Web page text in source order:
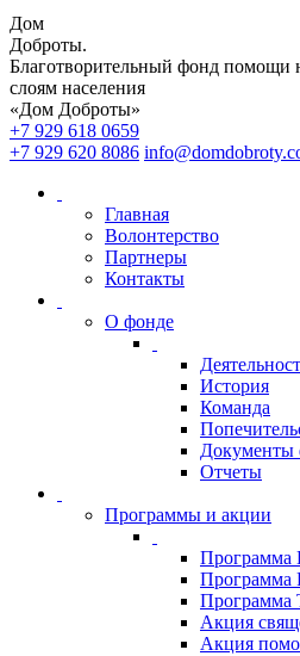
Дом
Доброты.
Благотворительный фонд
слоям населения
«Дом Доброты»
+7 929 618 0659
+7 929 620 8086
Главная
Волонтерство
Партнеры
Контакты
О фонде
История
Команда
Документы
Отчеты
Программы и акции
Программа
Программа
Программа
Акция
Акция